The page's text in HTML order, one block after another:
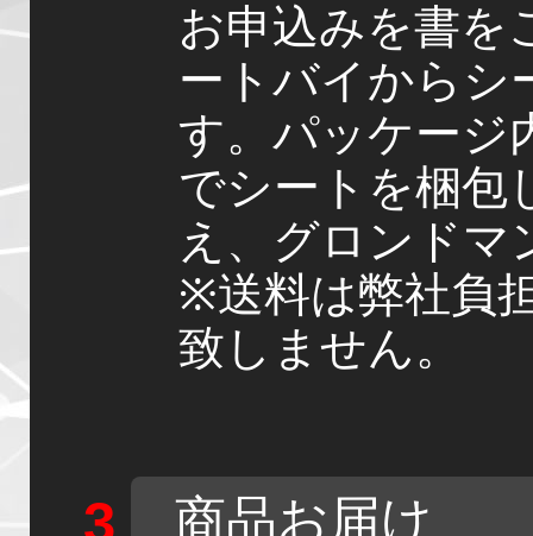
お申込みを書を
ートバイからシ
す。パッケージ
でシートを梱包
え、グロンドマ
※送料は弊社負
致しません。
商品お届け